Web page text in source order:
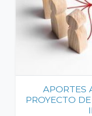
APORTES
PROYECTO